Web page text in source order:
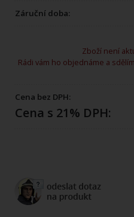
Záruční doba:
Zboží není
Rádi vám ho objednáme a
Cena bez DPH:
Cena s 21% DPH: